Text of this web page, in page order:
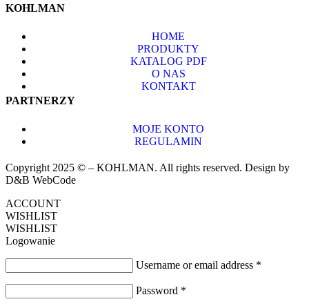
KOHLMAN
HOME
PRODUKTY
KATALOG PDF
O NAS
KONTAKT
PARTNERZY
MOJE KONTO
REGULAMIN
Copyright 2025 © – KOHLMAN. All rights reserved. Design by
D&B WebCode
ACCOUNT
WISHLIST
WISHLIST
Logowanie
Username or email address *
Password *